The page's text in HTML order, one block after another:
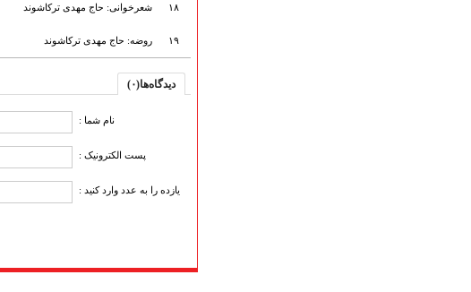
۱۸ شعرخوانی: حاج مهدی ترکاشوند
۱۹ روضه: حاج مهدی ترکاشوند
دیدگاه‌ها(۰)
نام شما :
پست الکترونیک :
یازده را به عدد وارد کنید :